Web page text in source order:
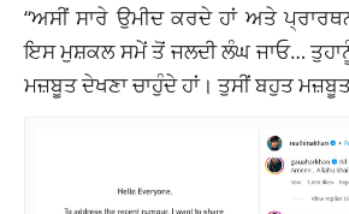
“ਅਸੀਂ ਸਾਰੇ ਉਮੀਦ ਕਰਦੇ ਹਾਂ ਅਤੇ
ਇਸ ਮੁਸ਼ਕਲ ਸਮੇਂ ਤੋਂ ਜਲਦੀ ਲੰਘ ਜਾਓ…
ਮਜ਼ਬੂਤ ​​ਦੇਖਣਾ ਚਾਹੁੰਦੇ ਹਾਂ। ਤੁਸੀਂ ਬਹੁਤ